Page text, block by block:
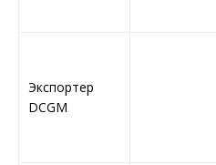
Экспортер
DCGM